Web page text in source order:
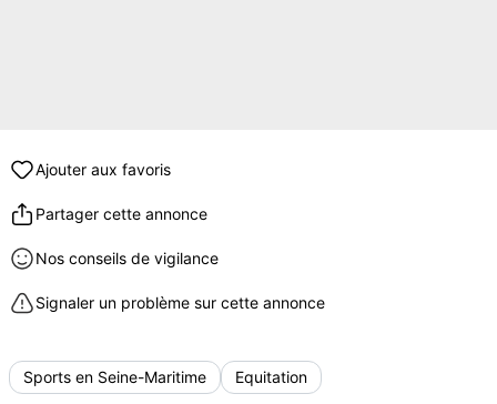
Ajouter aux favoris
Partager cette annonce
Nos conseils de vigilance
Signaler un problème sur cette annonce
Sports en Seine-Maritime Equitation